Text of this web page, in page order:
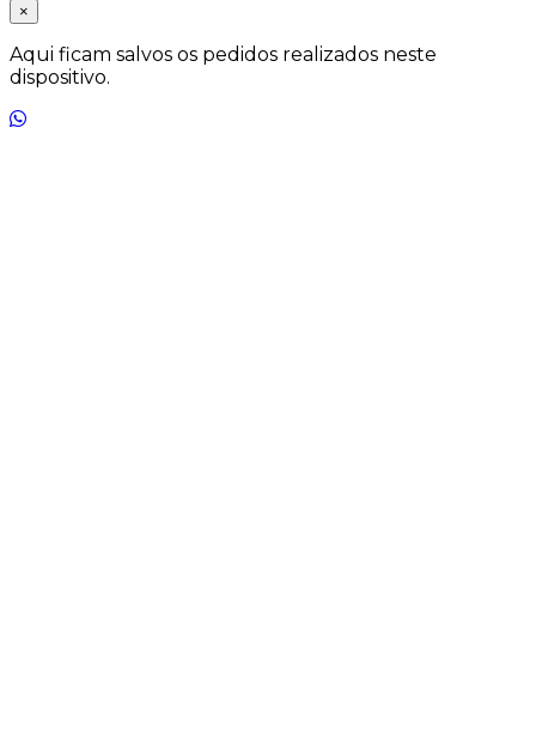
×
Aqui ficam salvos os pedidos realizados neste
dispositivo.